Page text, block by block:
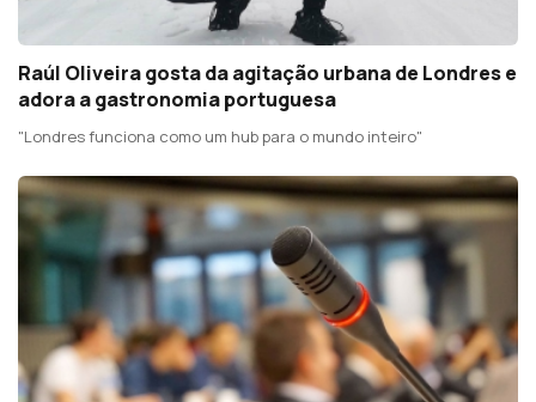
Raúl Oliveira gosta da agitação urbana de Londres e
adora a gastronomia portuguesa
"Londres funciona como um hub para o mundo inteiro"